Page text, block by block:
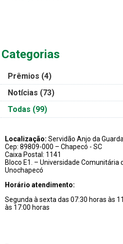
Categorias
Prêmios (4)
Notícias (73)
Todas (99)
Localização: Servidão Anjo da
Cep: 89809-000 – Chapecó - SC
Caixa Postal: 1141
Bloco E1. – Universidade Comunitária
Unochapecó
Horário atendimento:
Segunda à sexta das 07:30 horas às
às 17:00 horas